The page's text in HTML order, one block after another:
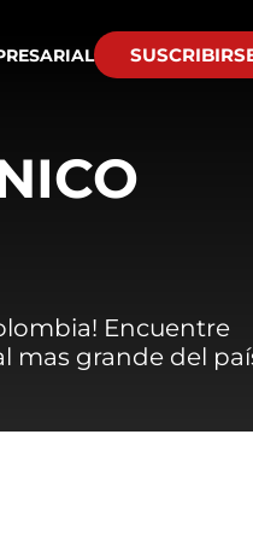
Encuentre
mas grande del